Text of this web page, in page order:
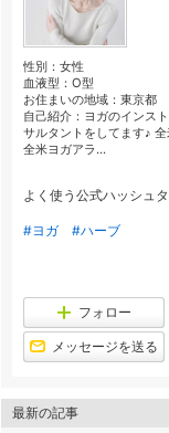
性別： 女性
血液型： O型
お住まいの地域： 東京都
自己紹介：ヨガのインス
サルタントをしてます♪
全米ヨガアラ...
よく使う公式ハッシュ
#ヨガ #ハーブ
フォロー
メッセージを送る
最新の記事